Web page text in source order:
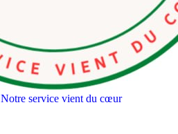
Notre service vient du cœur